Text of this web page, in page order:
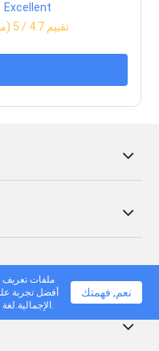
Excellent
:تقييم 4.7 / 5 (مرتكز على
أفضل تجربة
تعريف الارتباط href=/الإجمالية.لغة البرمجة>هنا لتعلم المزيد.
نعم, فهمتك